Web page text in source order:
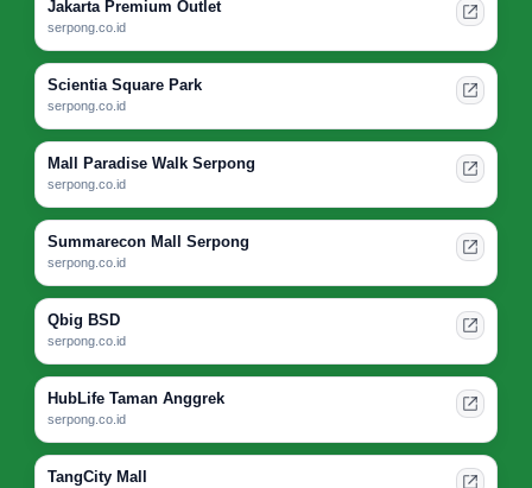
Jakarta Premium Outlet
serpong.co.id
Scientia Square Park
serpong.co.id
Mall Paradise Walk Serpong
serpong.co.id
Summarecon Mall Serpong
serpong.co.id
Qbig BSD
serpong.co.id
HubLife Taman Anggrek
serpong.co.id
TangCity Mall